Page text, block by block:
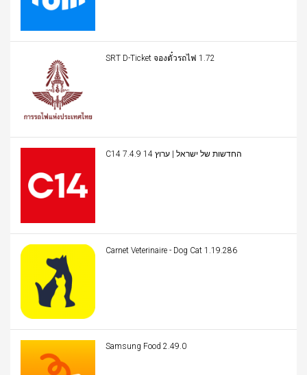
SRT D-Ticket จองตั๋วรถไฟ 1.72
C14 החדשות של ישראל | ערוץ 14 7.4.9
Carnet Veterinaire - Dog Cat 1.19.286
Samsung Food 2.49.0